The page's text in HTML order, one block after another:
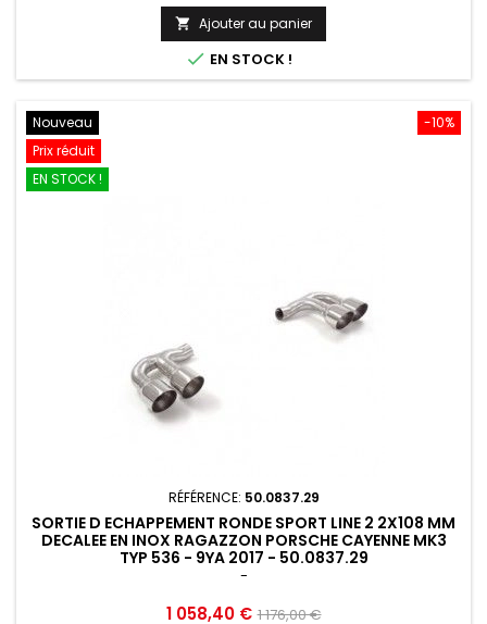
de
base
 Ajouter au panier
 EN STOCK !
-10%
Nouveau
Prix réduit
EN STOCK !
RÉFÉRENCE: 50.0837.29
SORTIE D ECHAPPEMENT RONDE SPORT LINE 2 2X108 MM
DECALEE EN INOX RAGAZZON PORSCHE CAYENNE MK3
TYP 536 - 9YA 2017 - 50.0837.29
-
Prix
1 058,40 € Prix
1 176,00 €